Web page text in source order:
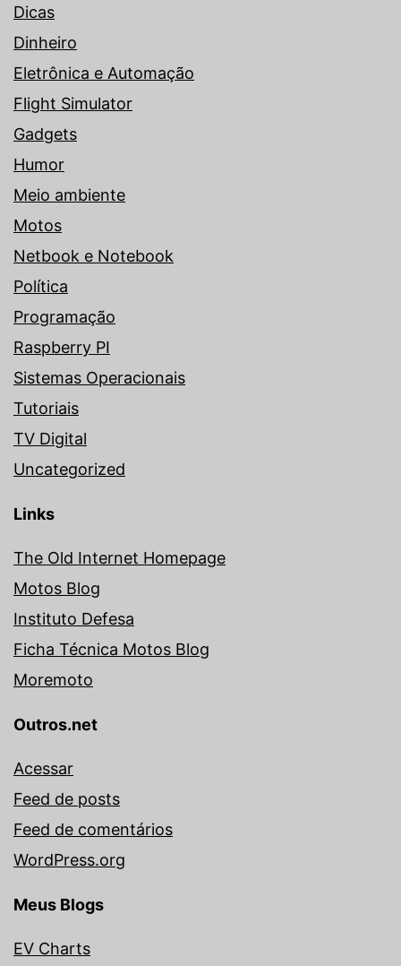
Dicas
Dinheiro
Eletrônica e Automação
Flight Simulator
Gadgets
Humor
Meio ambiente
Motos
Netbook e Notebook
Política
Programação
Raspberry PI
Sistemas Operacionais
Tutoriais
TV Digital
Uncategorized
Links
The Old Internet Homepage
Motos Blog
Instituto Defesa
Ficha Técnica Motos Blog
Moremoto
Outros.net
Acessar
Feed de posts
Feed de comentários
WordPress.org
Meus Blogs
EV Charts